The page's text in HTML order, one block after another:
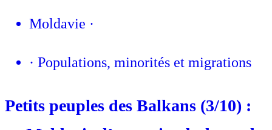
Moldavie ·
· Populations, minorités et migrations
Petits peuples des Balkans (3/10) :